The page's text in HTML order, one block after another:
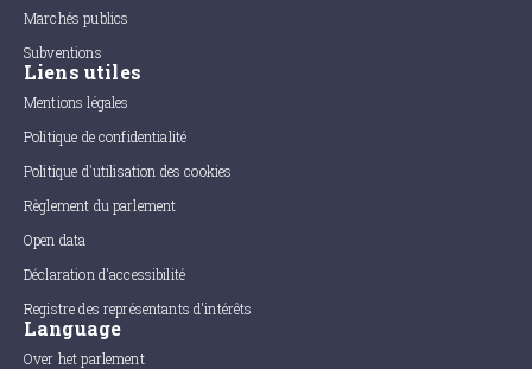
Marchés publics
Subventions
Liens utiles
Mentions légales
Politique de confidentialité
Politique d'utilisation des cookies
Règlement du parlement
Open data
Déclaration d'accessibilité
Registre des représentants d'intérêts
Language
Over het parlement